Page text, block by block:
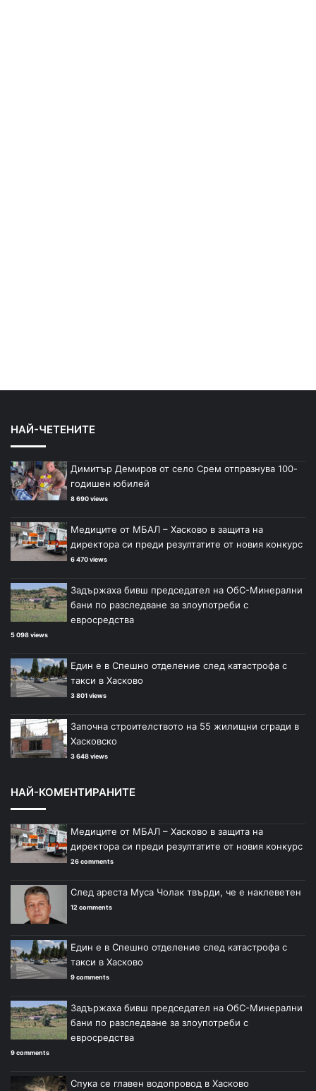
НАЙ-ЧЕТЕНИТЕ
Димитър Демиров от село Срем отпразнува 100-
годишен юбилей
8 690 views
Медиците от МБАЛ – Хасково в защита на
директора си преди резултатите от новия конкурс
6 470 views
Задържаха бивш председател на ОбС-Минерални
бани по разследване за злоупотреби с
евросредства
5 098 views
Един е в Спешно отделение след катастрофа с
такси в Хасково
3 801 views
Започна строителството на 55 жилищни сгради в
Хасковско
3 648 views
НАЙ-КОМЕНТИРАНИТЕ
Медиците от МБАЛ – Хасково в защита на
директора си преди резултатите от новия конкурс
26 comments
След ареста Муса Чолак твърди, че е наклеветен
12 comments
Един е в Спешно отделение след катастрофа с
такси в Хасково
9 comments
Задържаха бивш председател на ОбС-Минерални
бани по разследване за злоупотреби с
евросредства
9 comments
Спука се главен водопровод в Хасково